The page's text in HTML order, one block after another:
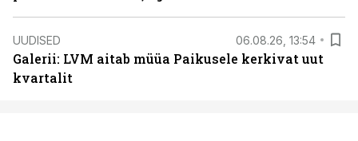
UUDISED 06.08.26, 13:54
Galerii: LVM aitab müüa Paikusele kerkivat uut
kvartalit